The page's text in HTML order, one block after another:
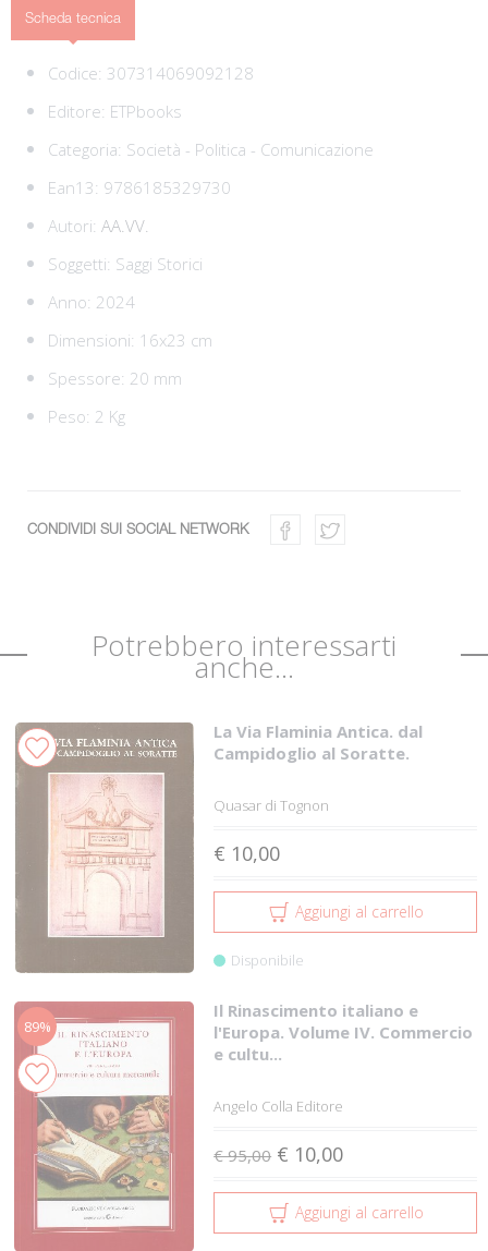
Scheda tecnica
Codice: 307314069092128
Editore: ETPbooks
Categoria: Società - Politica - Comunicazione
Ean13: 9786185329730
Autori: AA.VV.
Soggetti: Saggi Storici
Anno: 2024
Dimensioni: 16x23 cm
Spessore: 20 mm
Peso: 2 Kg
CONDIVIDI SUI SOCIAL NETWORK
Potrebbero interessarti
anche...
La Via Flaminia Antica. dal
Campidoglio al Soratte.
Quasar di Tognon
€ 10,00
Aggiungi al carrello
Disponibile
89%
Il Rinascimento italiano e
l'Europa. Volume IV. Commercio
e cultu...
Angelo Colla Editore
€ 95,00 € 10,00
Aggiungi al carrello